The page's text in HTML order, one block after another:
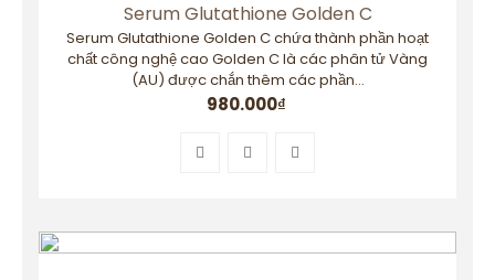
Serum Glutathione Golden C
Serum Glutathione Golden C chứa thành phần hoạt
chất công nghệ cao Golden C là các phân tử Vàng
(AU) được chắn thêm các phần...
980.000₫